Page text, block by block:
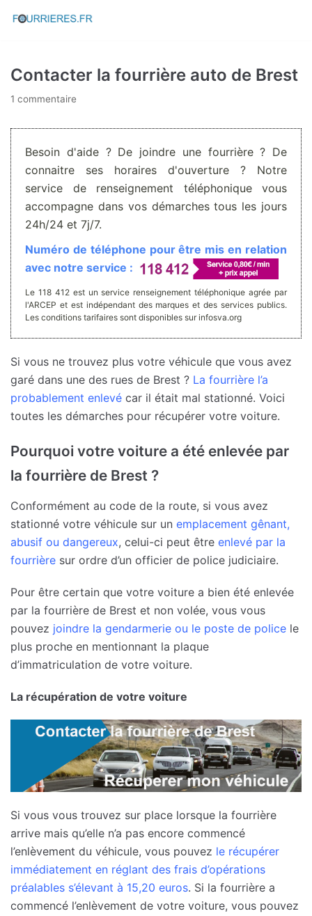
Aller
Contacter la fourrière auto de Brest
1 commentaire
Besoin d'aide ? De joindre une fourrière ? De
connaitre ses horaires d'ouverture ? Notre
service de renseignement téléphonique vous
accompagne dans vos démarches tous les jours
24h/24 et 7j/7.
Numéro de téléphone pour être mis en relation
avec notre service :
Le 118 412 est un service renseignement téléphonique agrée par
l'ARCEP et est indépendant des marques et des services publics.
Les conditions tarifaires sont disponibles sur infosva.org
Si vous ne trouvez plus votre véhicule que vous avez
garé dans une des rues de Brest ? La fourrière l’a
probablement enlevé car il était mal stationné. Voici
toutes les démarches pour récupérer votre voiture.
Pourquoi votre voiture a été enlevée par
la fourrière de Brest ?
Conformément au code de la route, si vous avez
stationné votre véhicule sur un emplacement gênant,
abusif ou dangereux, celui-ci peut être enlevé par la
fourrière sur ordre d’un officier de police judiciaire.
Pour être certain que votre voiture a bien été enlevée
par la fourrière de Brest et non volée, vous vous
pouvez joindre la gendarmerie ou le poste de police le
plus proche en mentionnant la plaque
d’immatriculation de votre voiture.
La récupération de votre voiture
Si vous vous trouvez sur place lorsque la fourrière
arrive mais qu’elle n’a pas encore commencé
l’enlèvement du véhicule, vous pouvez le récupérer
immédiatement en réglant des frais d’opérations
préalables s’élevant à 15,20 euros. Si la fourrière a
commencé l’enlèvement de votre voiture, vous pouvez